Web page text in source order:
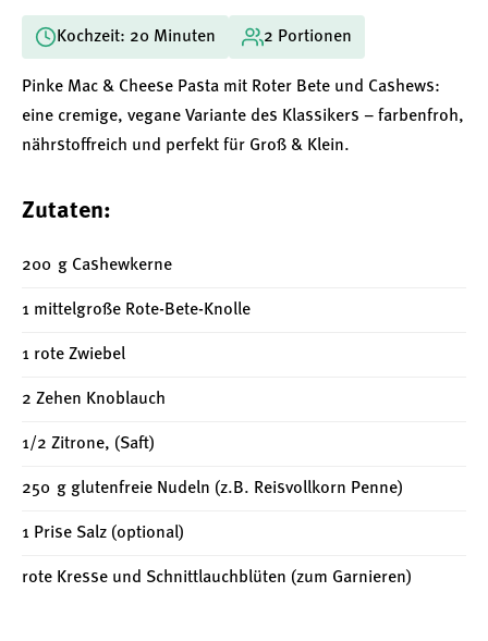
Kochzeit: 20 Minuten 2 Portionen
Pinke Mac & Cheese Pasta mit Roter Bete und Cashews:
eine cremige, vegane Variante des Klassikers – farbenfroh,
nährstoffreich und perfekt für Groß & Klein.
Zutaten:
200 g Cashewkerne
1 mittelgroße Rote-Bete-Knolle
1 rote Zwiebel
2 Zehen Knoblauch
1/2 Zitrone, (Saft)
250 g glutenfreie Nudeln (z.B. Reisvollkorn Penne)
1 Prise Salz (optional)
rote Kresse und Schnittlauchblüten (zum Garnieren)